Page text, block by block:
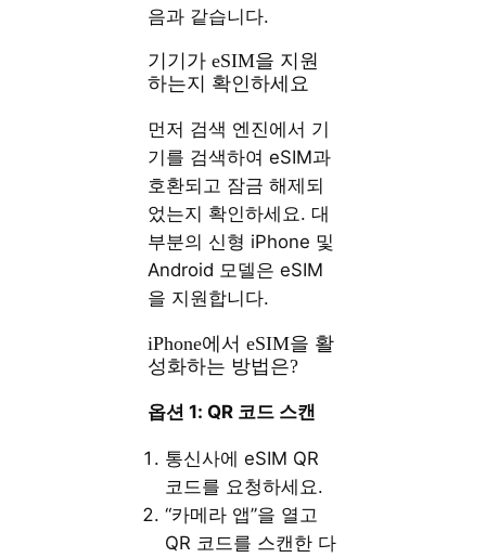
음과 같습니다.
기기가 eSIM을 지원
하는지 확인하세요
먼저 검색 엔진에서 기
기를 검색하여 eSIM과
호환되고 잠금 해제되
었는지 확인하세요. 대
부분의 신형 iPhone 및
Android 모델은 eSIM
을 지원합니다.
iPhone에서 eSIM을 활
성화하는 방법은?
옵션 1: QR 코드 스캔
통신사에 eSIM QR
코드를 요청하세요.
“카메라 앱”을 열고
QR 코드를 스캔한 다